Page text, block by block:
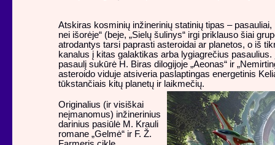
Atskiras kosminių inžinerinių statinių tipas – pasauliai,
nei išorėje“ (beje, „Sielų šulinys“ irgi priklauso šiai
atrodantys tarsi paprasti asteroidai ar planetos, o iš
kanalus į kitas galaktikas arba lygiagrečius pasaulius.
pasaulį sukūrė H. Biras dilogijoje „Aeonas“ ir
asteroido viduje atsiveria paslaptingas energetinis
tūkstančiais kitų planetų ir laikmečių.
Originalius (ir visiškai
neįmanomus) inžinerinius
darinius pasiūlė M. Krauli
romane „Gelmė“ ir F. Ž.